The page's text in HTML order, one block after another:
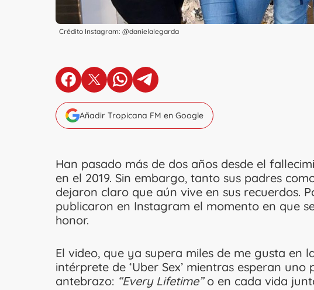
Crédito Instagram: @danielalegarda
en Facebook
en X en Whatsapp
en Telegram
Añadir Tropicana FM en Google
Han pasado más de dos años desde el
en el 2019. Sin embargo, tanto sus padres
dejaron claro que aún vive en sus recuerdos.
publicaron en Instagram el momento en que
honor.
El video, que ya supera miles de me gusta en
intérprete de ‘Uber Sex’ mientras esperan
antebrazo: “Every Lifetime”o en cada vida